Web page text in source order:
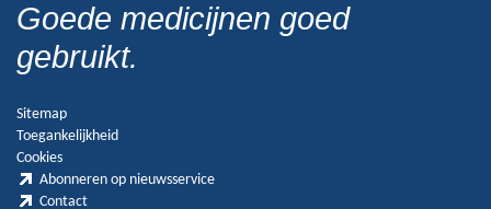
Goede medicijnen goed
gebruikt.
Sitemap
Toegankelijkheid
Cookies
Abonneren op nieuwsservice
Contact